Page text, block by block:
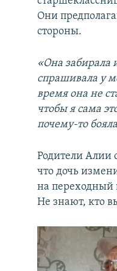
Они
стороны.
«Она забирала
спрашивала у
время она не
чтобы я сама
почему-то
Родители Алии
что дочь
на переходный
Не знают, кто